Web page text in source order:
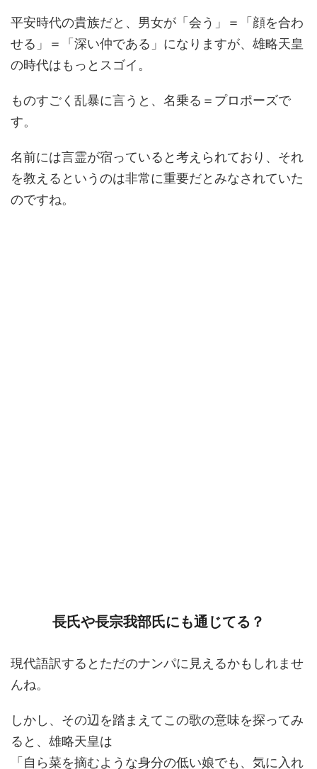
平安時代の貴族だと、男女が「会う」＝「顔を合わ
せる」＝「深い仲である」になりますが、雄略天皇
の時代はもっとスゴイ。
ものすごく乱暴に言うと、名乗る＝プロポーズで
す。
名前には言霊が宿っていると考えられており、それ
を教えるというのは非常に重要だとみなされていた
のですね。
長氏や長宗我部氏にも通じてる？
現代語訳するとただのナンパに見えるかもしれませ
んね。
しかし、その辺を踏まえてこの歌の意味を探ってみ
ると、雄略天皇は
「自ら菜を摘むような身分の低い娘でも、気に入れ